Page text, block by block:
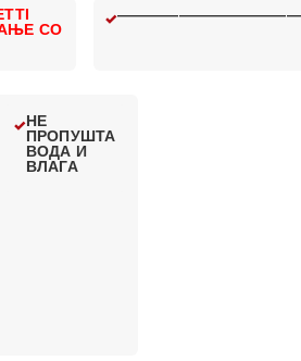
СО
НЕ
ПРОПУШТА
ВОДА И
ВЛАГА